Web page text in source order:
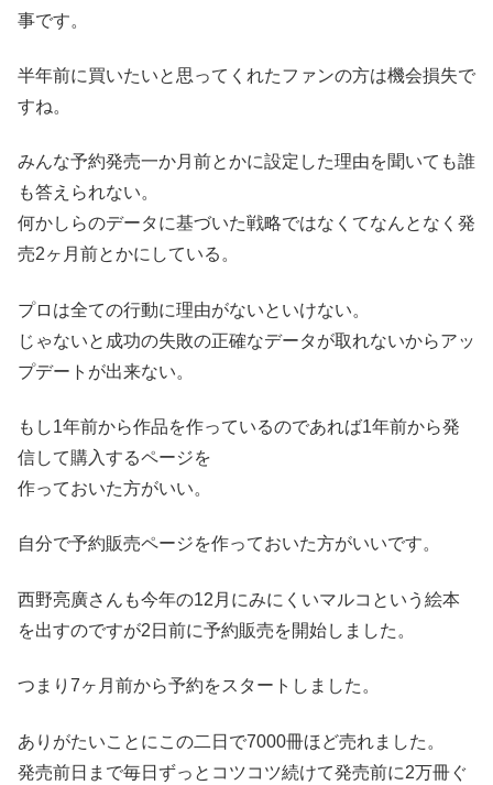
事です。
半年前に買いたいと思ってくれたファンの方は機会損失で
すね。
みんな予約発売一か月前とかに設定した理由を聞いても誰
も答えられない。
何かしらのデータに基づいた戦略ではなくてなんとなく発
売2ヶ月前とかにしている。
プロは全ての行動に理由がないといけない。
じゃないと成功の失敗の正確なデータが取れないからアッ
プデートが出来ない。
もし1年前から作品を作っているのであれば1年前から発
信して購入するページを
作っておいた方がいい。
自分で予約販売ページを作っておいた方がいいです。
西野亮廣さんも今年の12月にみにくいマルコという絵本
を出すのですが2日前に予約販売を開始しました。
つまり7ヶ月前から予約をスタートしました。
ありがたいことにこの二日で7000冊ほど売れました。
発売前日まで毎日ずっとコツコツ続けて発売前に2万冊ぐ